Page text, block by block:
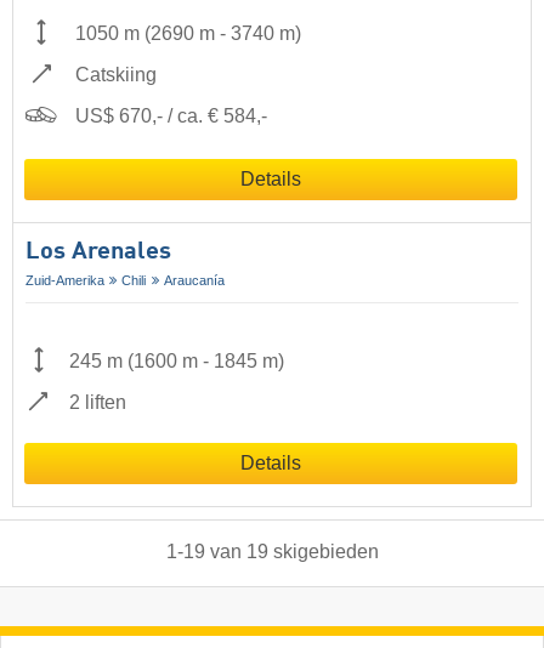
1050 m (2690 m - 3740 m)
Catskiing
US$ 670,- / ca. € 584,-
Details
Los Arenales
Zuid-Amerika Chili Araucanía
245 m (1600 m - 1845 m)
2 liften
Details
1-19 van 19 skigebieden